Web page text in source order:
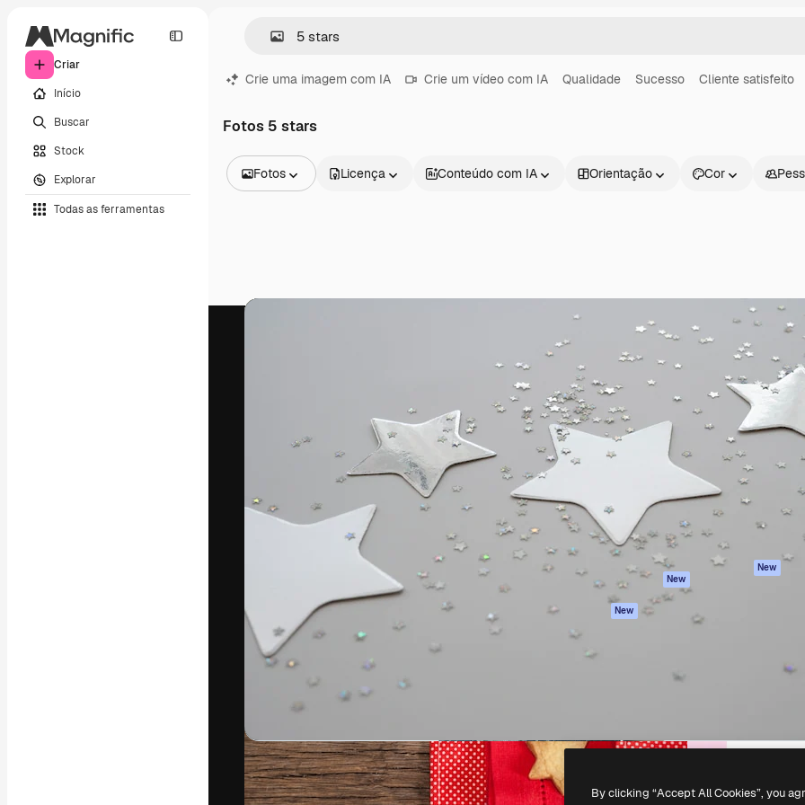
Criar
Início
Buscar
Stock
Explorar
Todas as ferramentas
Crie uma imagem com IA Crie um vídeo com IA Qualidade Sucesso Cliente satisfeito
Fotos 5 stars
Fotos
Vídeos
Licença Conteúdo com IA Orientação Cor
A plataforma criativa para você direcionar
seu melhor trabalho. Mais de 1 milhão de
assinantes entre criativos, empresas,
agências e estúdios.
Produtos
Spaces
Assistente de IA
Gerador de
Gerador de vídeos
Texto para voz
Conteúdo de stock
MCP para
Claude/ChatGPT
New
New
API
App móvel
Começar
Academy
Documentação
Atendimento
Termos e
condições
Política de
privacidade
Originais
New
Copyright © 2010-2026Freepik Company S.L.U. Todos os direitos reservados.
By clicking “Accept All Cookies”, you